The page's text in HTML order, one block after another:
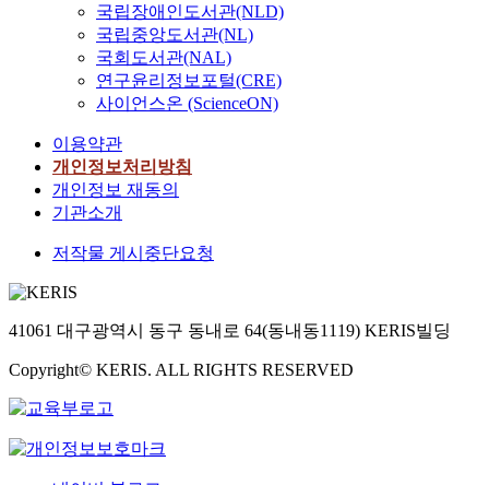
연,
박
소
정
연,
박
소
정
국립장애인도서관(NLD)
국립중앙도서관(NL)
국회도서관(NAL)
연구윤리정보포털(CRE)
사이언스온 (ScienceON)
이용약관
개인정보처리방침
개인정보 재동의
기관소개
저작물 게시중단요청
41061 대구광역시 동구 동내로 64(동내동1119) KERIS빌딩
Copyright© KERIS. ALL RIGHTS RESERVED